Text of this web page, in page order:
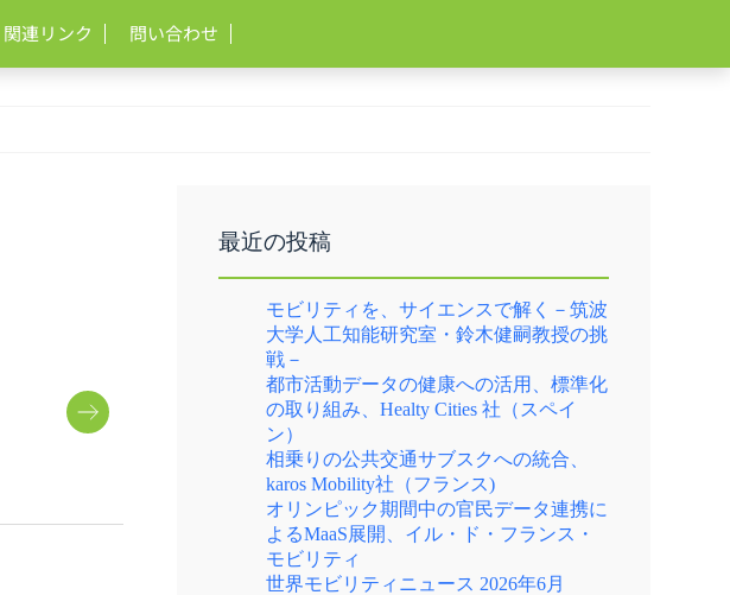
関連リンク 問い合わせ
最近の投稿
モビリティを、サイエンスで解く－筑波
大学人工知能研究室・鈴木健嗣教授の挑
戦－
都市活動データの健康への活用、標準化
の取り組み、Healty Cities 社（スペイ
ン）
相乗りの公共交通サブスクへの統合、
karos Mobility社（フランス)
オリンピック期間中の官民データ連携に
よるMaaS展開、イル・ド・フランス・
モビリティ
世界モビリティニュース 2026年6月